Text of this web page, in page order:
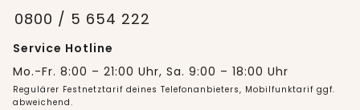
0800 / 5 654 222
Service Hotline
Mo.-Fr. 8:00 – 21:00 Uhr, Sa. 9:00 – 18:00 Uhr
Regulärer Festnetztarif deines Telefonanbieters, Mobilfunktarif ggf.
abweichend.